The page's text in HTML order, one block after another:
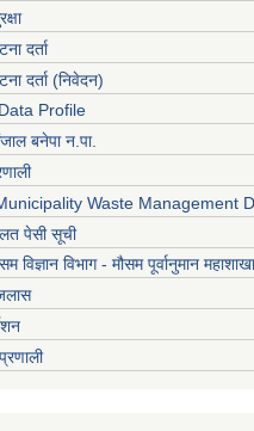
दर्ता
दर्ता (निवेदन)
Profile
बनेपा न.पा.
Waste Management
पेसी सूची
विज्ञान विभाग - मौसम पूर्वानुमान महाशाखा